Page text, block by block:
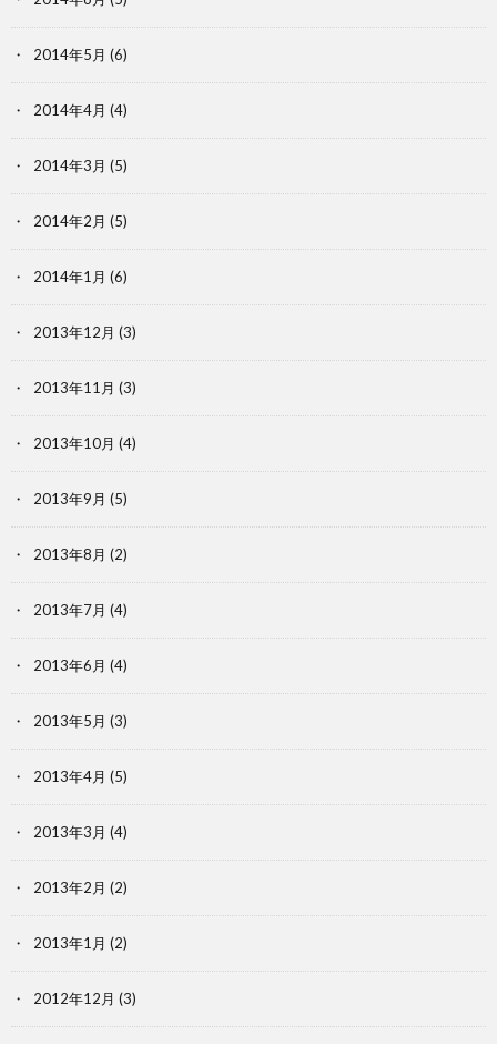
2014年5月 (6)
2014年4月 (4)
2014年3月 (5)
2014年2月 (5)
2014年1月 (6)
2013年12月 (3)
2013年11月 (3)
2013年10月 (4)
2013年9月 (5)
2013年8月 (2)
2013年7月 (4)
2013年6月 (4)
2013年5月 (3)
2013年4月 (5)
2013年3月 (4)
2013年2月 (2)
2013年1月 (2)
2012年12月 (3)